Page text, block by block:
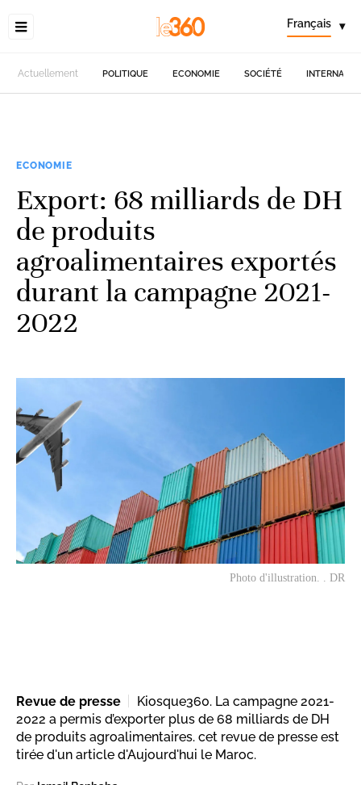
Français ▾
Actuellement POLITIQUE ECONOMIE SOCIÉTÉ
ECONOMIE
Export: 68 milliards de DH
de produits
agroalimentaires exportés
durant la campagne 2021-
2022
Photo d'illustration. . DR
Revue de presse
Kiosque360. La campagne 2021-
2022 a permis d’exporter plus de 68 milliards de DH
de produits agroalimentaires. cet revue de presse est
tirée d'un article d'Aujourd'hui le Maroc.